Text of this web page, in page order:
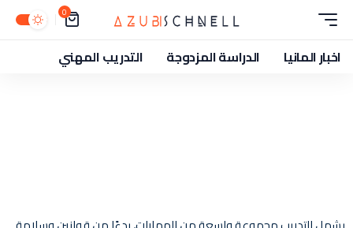
0
اخبار المانيا الدراسة المزدوجة التدريب المهني